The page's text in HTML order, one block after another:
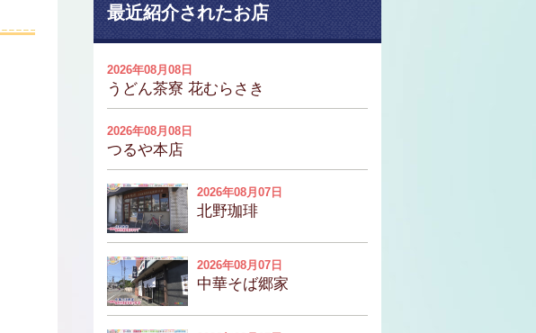
最近紹介されたお店
2026年08月08日
うどん茶寮 花むらさき
2026年08月08日
つるや本店
2026年08月07日
北野珈琲
2026年08月07日
中華そば郷家